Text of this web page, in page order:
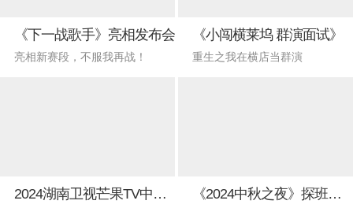
《下一战歌手》亮相发布会
亮相新赛段，不服我再战！
《小闯横莱坞 群演面试》
重生之我在横店当群演
2024湖南卫视芒果TV中秋之夜 《2024中秋之夜》探班直播